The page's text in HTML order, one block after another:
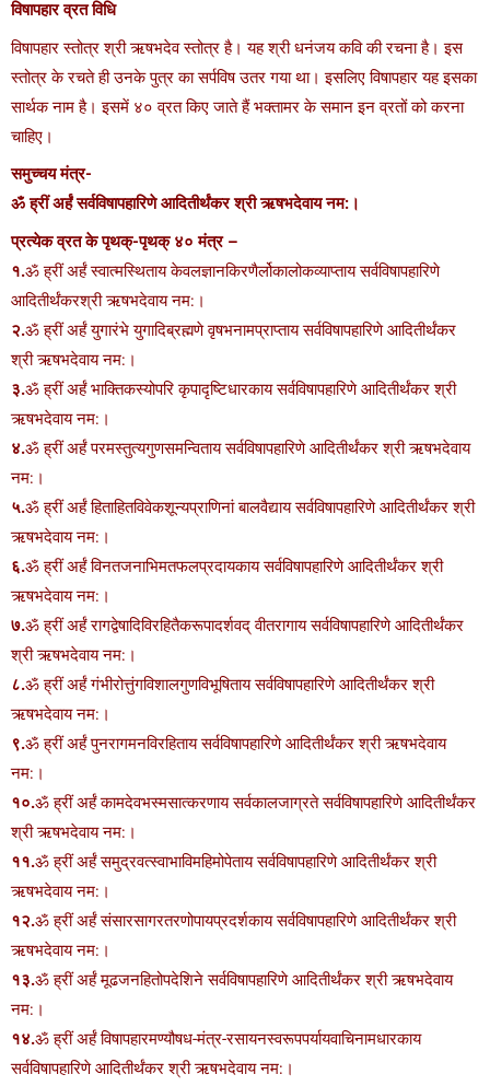
विषापहार व्रत विधि
विषापहार स्तोत्र श्री ऋषभदेव स्तोत्र है। यह श्री धनंजय कवि की रचना है। इस
स्तोत्र के रचते ही उनके पुत्र का सर्पविष उतर गया था। इसलिए विषापहार यह इसका
सार्थक नाम है। इसमें ४० व्रत किए जाते हैं भक्तामर के समान इन व्रतों को करना
चाहिए।
समुच्चय मंत्र-
ॐ ह्रीं अर्हं सर्वविषापहारिणे आदितीर्थंकर श्री ऋषभदेवाय नम:।
प्रत्येक व्रत के पृथक्-पृथक् ४० मंत्र –
१.ॐ ह्रीं अर्हं स्वात्मस्थिताय केवलज्ञानकिरणैर्लोकालोकव्याप्ताय सर्वविषापहारिणे
आदितीर्थंकरश्री ऋषभदेवाय नम:।
२.ॐ ह्रीं अर्हं युगारंभे युगादिब्रह्मणे वृषभनामप्राप्ताय सर्वविषापहारिणे आदितीर्थंकर
श्री ऋषभदेवाय नम:।
३.ॐ ह्रीं अर्हं भाक्तिकस्योपरि कृपादृष्टिधारकाय सर्वविषापहारिणे आदितीर्थंकर श्री
ऋषभदेवाय नम:।
४.ॐ ह्रीं अर्हं परमस्तुत्यगुणसमन्विताय सर्वविषापहारिणे आदितीर्थंकर श्री ऋषभदेवाय
नम:।
५.ॐ ह्रीं अर्हं हिताहितविवेकशून्यप्राणिनां बालवैद्याय सर्वविषापहारिणे आदितीर्थंकर श्री
ऋषभदेवाय नम:।
६.ॐ ह्रीं अर्हं विनतजनाभिमतफलप्रदायकाय सर्वविषापहारिणे आदितीर्थंकर श्री
ऋषभदेवाय नम:।
७.ॐ ह्रीं अर्हं रागद्वेषादिविरहितैकरूपादर्शवद् वीतरागाय सर्वविषापहारिणे आदितीर्थंकर
श्री ऋषभदेवाय नम:।
८.ॐ ह्रीं अर्हं गंभीरोत्तुंगविशालगुणविभूषिताय सर्वविषापहारिणे आदितीर्थंकर श्री
ऋषभदेवाय नम:।
९.ॐ ह्रीं अर्हं पुनरागमनविरहिताय सर्वविषापहारिणे आदितीर्थंकर श्री ऋषभदेवाय
नम:।
१०.ॐ ह्रीं अर्हं कामदेवभस्मसात्करणाय सर्वकालजाग्रते सर्वविषापहारिणे आदितीर्थंकर
श्री ऋषभदेवाय नम:।
११.ॐ ह्रीं अर्हं समुद्रवत्स्वाभाविमहिमोपेताय सर्वविषापहारिणे आदितीर्थंकर श्री
ऋषभदेवाय नम:।
१२.ॐ ह्रीं अर्हं संसारसागरतरणोपायप्रदर्शकाय सर्वविषापहारिणे आदितीर्थंकर श्री
ऋषभदेवाय नम:।
१३.ॐ ह्रीं अर्हं मूढजनहितोपदेशिने सर्वविषापहारिणे आदितीर्थंकर श्री ऋषभदेवाय
नम:।
१४.ॐ ह्रीं अर्हं विषापहारमण्यौषध-मंत्र-रसायनस्वरूपपर्यायवाचिनामधारकाय
सर्वविषापहारिणे आदितीर्थंकर श्री ऋषभदेवाय नम:।